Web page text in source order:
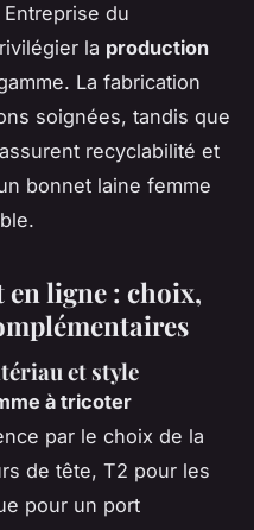
du
la production
La fabrication
soignées, tandis que
recyclabilité et
bonnet laine femme
en ligne : choix,
et style
à tricoter
par le choix de la
de tête, T2 pour les
pour un port